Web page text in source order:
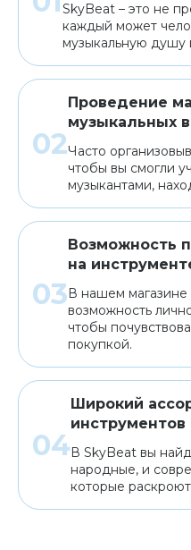
SkyBeat – это не
каждый может
музыкальную душу
Проведение
музыкальных
Часто
чтобы вы смогли
музыкантами,
Возможность
на
В нашем
возможность
чтобы
покупкой.
Широкий
инструментов
В SkyBeat вы
народные, и
которые